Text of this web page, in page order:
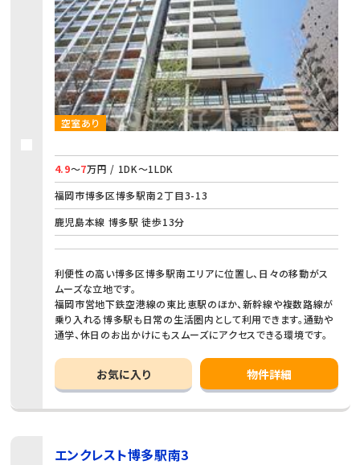
空室あり
4.9～7万円 / 1DK～1LDK
福岡市博多区博多駅南２丁目3-13
鹿児島本線 博多駅 徒歩13分
利便性の高い博多区博多駅南エリアに位置し、日々の移動がス
ムーズな立地です。
福岡市営地下鉄空港線の東比恵駅のほか、新幹線や複数路線が
乗り入れる博多駅も日常の生活圏内として利用できます。通勤や
通学、休日のお出かけにもスムーズにアクセスできる環境です。
お気に入り 物件詳細
エンクレスト博多駅南3